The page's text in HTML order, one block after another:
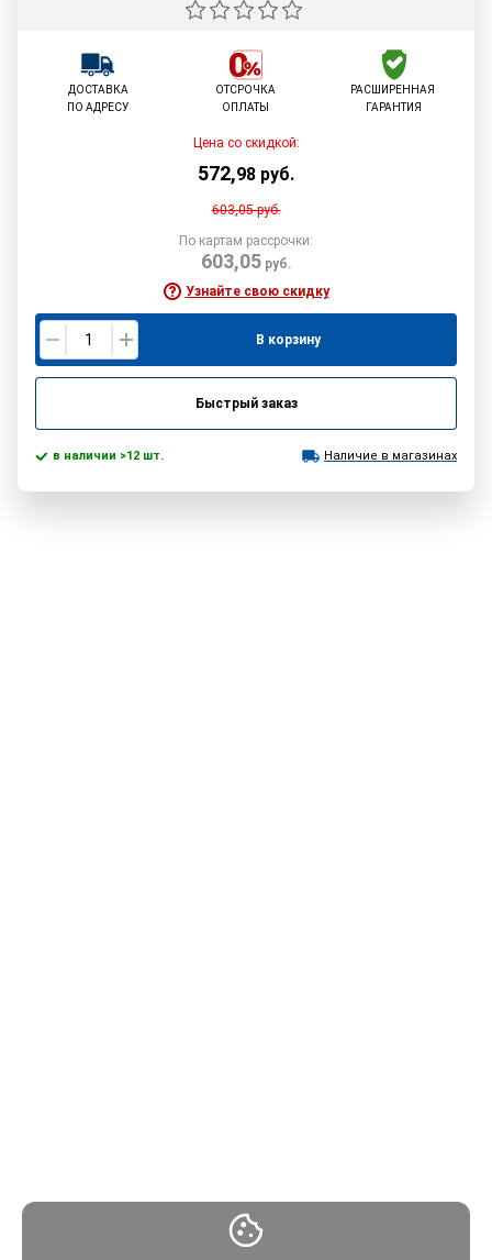
ДОСТАВКА
ПО АДРЕСУ
ОТСРОЧКА
ОПЛАТЫ
РАСШИРЕННАЯ
ГАРАНТИЯ
Цена со скидкой:
572,98 руб.
603,05руб.
По картам рассрочки:
603,05руб.
Узнайте свою скидку
В корзину
Быстрый заказ
в наличии >12 шт. Наличие в магазинах